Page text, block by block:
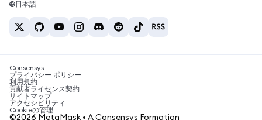
お問い合わせ
Tetherの価格
BTC→INR
ETH→USDT
USDTの購入
SHIBの購入
BNBの購入
Solanaウォレット
税制関連ニュース
暗号資産の購入方法は？
ビットコインを売るには？
日本語
Consensys
プライバシー ポリシー
利用規約
貢献者ライセンス契約
サイトマップ
アクセシビリティ
Cookieの管理
©2026 MetaMask • A Consensys Formation